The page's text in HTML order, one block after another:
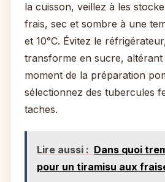
la cuisson, veillez à les
frais, sec et sombre à une
et 10°C. Évitez le
transforme en sucre, altérant
moment de la préparation
sélectionnez des tubercules
taches.
Lire aussi : Dans quoi
pour un tiramisu aux